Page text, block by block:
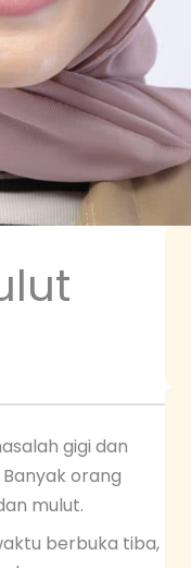
gigi dan
orang
mulut.
berbuka tiba,